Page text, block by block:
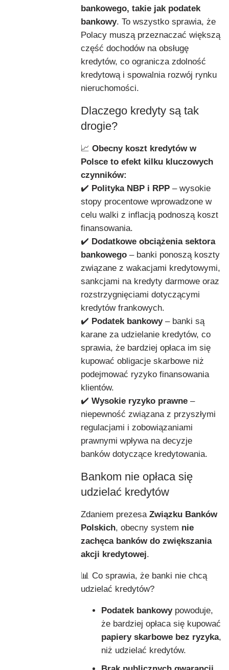
bankowego, takie jak podatek
bankowy. To wszystko sprawia, że
Polacy muszą przeznaczać większą
część dochodów na obsługę
kredytów, co ogranicza zdolność
kredytową i spowalnia rozwój rynku
nieruchomości.
Dlaczego kredyty są tak
drogie?
📈 Obecny koszt kredytów w
Polsce to efekt kilku kluczowych
czynników:
✔️ Polityka NBP i RPP – wysokie
stopy procentowe wprowadzone w
celu walki z inflacją podnoszą koszt
finansowania.
✔️ Dodatkowe obciążenia sektora
bankowego – banki ponoszą koszty
związane z wakacjami kredytowymi,
sankcjami na kredyty darmowe oraz
rozstrzygnięciami dotyczącymi
kredytów frankowych.
✔️ Podatek bankowy– banki są
karane za udzielanie kredytów, co
sprawia, że bardziej opłaca im się
kupować obligacje skarbowe niż
podejmować ryzyko finansowania
klientów.
✔️ Wysokie ryzyko prawne –
niepewność związana z przyszłymi
regulacjami i zobowiązaniami
prawnymi wpływa na decyzje
banków dotyczące kredytowania.
Bankom nie opłaca się
udzielać kredytów
Zdaniem prezesa Związku Banków
Polskich, obecny system nie
zachęca banków do zwiększania
akcji kredytowej.
📊 Co sprawia, że banki nie chcą
udzielać kredytów?
Podatek bankowypowoduje,
że bardziej opłaca się kupować
papiery skarbowe bez ryzyka,
niż udzielać kredytów.